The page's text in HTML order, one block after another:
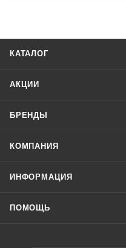
КАТАЛОГ
АКЦИИ
БРЕНДЫ
КОМПАНИЯ
ИНФОРМАЦИЯ
ПОМОЩЬ